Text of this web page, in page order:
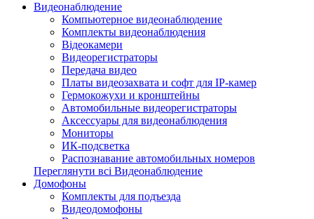
Видеонаблюдение
Компьютерное видеонаблюдение
Комплекты видеонаблюдения
Відеокамери
Видеорегистраторы
Передача видео
Платы видеозахвата и софт для IP-камер
Гермокожухи и кронштейны
Автомобильные видеорегистраторы
Аксессуары для видеонаблюдения
Мониторы
ИК-подсветка
Распознавание автомобильных номеров
Переглянути всі Видеонаблюдение
Домофоны
Комплекты для подъезда
Видеодомофоны